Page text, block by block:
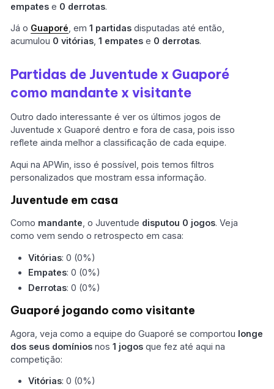
empates e 0 derrotas.
Já o Guaporé , em1 partidas disputadas até então,
acumulou 0 vitórias ,1 empates e 0 derrotas.
Partidas de Juventude x Guaporé
como mandante x visitante
Outro dado interessante é ver os últimos jogos de
Juventude x Guaporé dentro e fora de casa, pois isso
reflete ainda melhor a classificação de cada equipe.
Aqui na APWin, isso é possível, pois temos filtros
personalizados que mostram essa informação.
Juventude em casa
Como mandante , o Juventude disputou 0 jogos. Veja
como vem sendo o retrospecto em casa:
Vitórias: 0 (0%)
Empates: 0 (0%)
Derrotas: 0 (0%)
Guaporé jogando como visitante
Agora, veja como a equipe do Guaporé se comportou longe
dos seus domínios nos1 jogos que fez até aqui na
competição:
Vitórias: 0 (0%)